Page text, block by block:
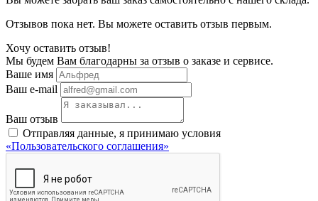
Отзывов пока нет. Вы можете оставить отзыв первым.
Хочу оставить отзыв!
Мы будем Вам благодарны за отзыв о заказе и сервисе.
Ваше имя
Ваш e-mail
Ваш отзыв
Отправляя данные, я принимаю условия
«Пользовательского соглашения»